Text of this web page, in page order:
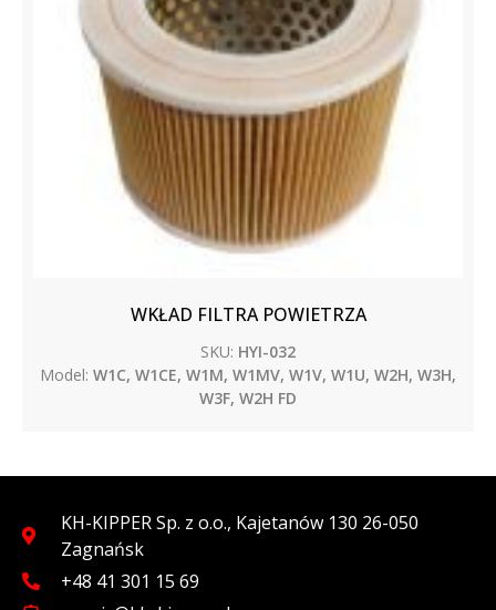
WKŁAD FILTRA POWIETRZA
SKU: HYI-032
Model: W1C, W1CE, W1M, W1MV, W1V, W1U, W2H, W3H,
W3F, W2H FD
KH-KIPPER Sp. z o.o., Kajetanów 130 26-050
Zagnańsk
+48 41 301 15 69